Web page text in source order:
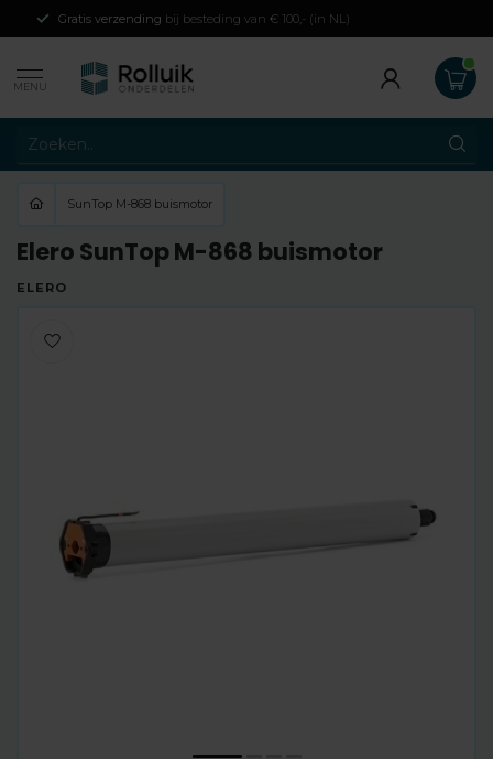
Gratis verzending bij besteding van € 100,- (in NL)
MENU
SunTop M-868 buismotor
Elero SunTop M-868 buismotor
ELERO